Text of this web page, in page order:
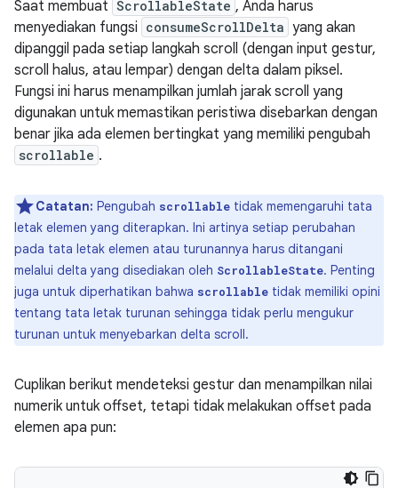
Saat membuat ScrollableState , Anda harus
menyediakan fungsi consumeScrollDelta yang akan
dipanggil pada setiap langkah scroll (dengan input gestur,
scroll halus, atau lempar) dengan delta dalam piksel.
Fungsi ini harus menampilkan jumlah jarak scroll yang
digunakan untuk memastikan peristiwa disebarkan dengan
benar jika ada elemen bertingkat yang memiliki pengubah
scrollable .
Catatan: Pengubah scrollable tidak memengaruhi tata
letak elemen yang diterapkan. Ini artinya setiap perubahan
pada tata letak elemen atau turunannya harus ditangani
melalui delta yang disediakan oleh ScrollableState. Penting
juga untuk diperhatikan bahwa scrollable tidak memiliki opini
tentang tata letak turunan sehingga tidak perlu mengukur
turunan untuk menyebarkan delta scroll.
Cuplikan berikut mendeteksi gestur dan menampilkan nilai
numerik untuk offset, tetapi tidak melakukan offset pada
elemen apa pun: